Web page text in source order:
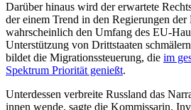
Darüber hinaus wird der erwartete
der einem Trend in den Regierungen
wahrscheinlich den Umfang des EU-
Unterstützung von Drittstaaten
bildet die Migrationssteuerung, die im
Spektrum Priorität genießt.
Unterdessen verbreite Russland das
innen wende, sagte die Kommissarin.